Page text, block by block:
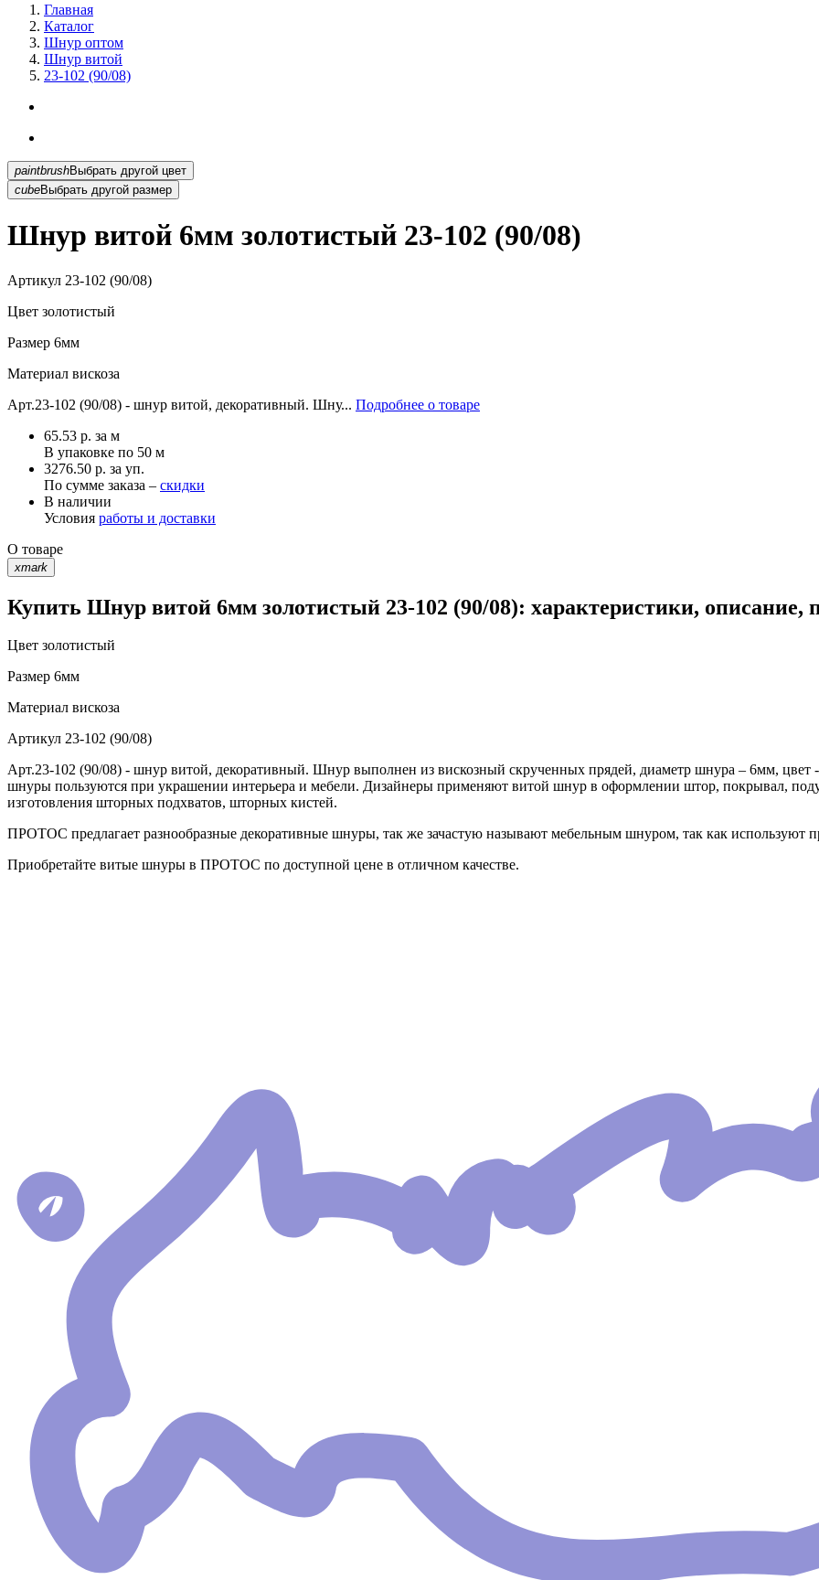
Главная
Каталог
Шнур оптом
Шнур витой
23-102 (90/08)
paintbrush
Выбрать другой цвет
cubeВыбрать другой размер
Шнур витой 6мм золотистый 23-102 (90/08)
Артикул 23-102 (90/08)
Цвет золотистый
Размер 6мм
Материал вискоза
Арт.23-102 (90/08) - шнур витой, декоративный. Шну... Подробнее о товаре
65.53 р. за м
В упаковке по 50 м
3276.50 р. за уп.
По сумме заказа – скидки
В наличии
Условия работы и доставки
О товаре
xmark
Купить Шнур витой 6мм золотистый 23-102 (90/08): характеристики, описание,
Цвет золотистый
Размер 6мм
Материал вискоза
Артикул 23-102 (90/08)
Арт.23-102 (90/08) - шнур витой, декоративный. Шнур выполнен из вискозный скрученных прядей, диаметр шнура – 6мм, цвет
шнуры пользуются при украшении интерьера и мебели. Дизайнеры применяют витой шнур в оформлении штор, покрывал,
изготовления шторных подхватов, шторных кистей.
ПРОТОС предлагает разнообразные декоративные шнуры, так же зачастую называют мебельным шнуром, так как используют
Приобретайте витые шнуры в ПРОТОС по доступной цене в отличном качестве.